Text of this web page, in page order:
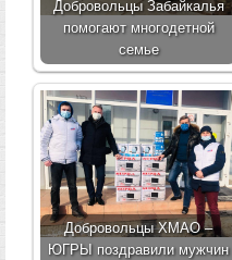
Добровольцы Забайкалья
помогают многодетной
семье
Добровольцы ХМАО –
ЮГРЫ поздравили мужчин